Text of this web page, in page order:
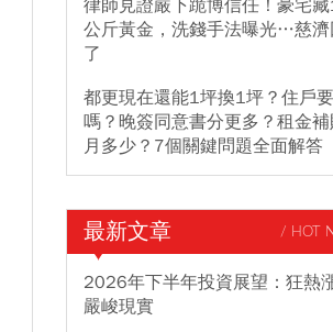
律師見證嚴下跪博信任！豪宅
公斤黃金，洗錢手法曝光…慈濟
了
都更現在還能1坪換1坪？住戶
嗎？晚簽同意書分更多？租金
月多少？7個關鍵問題全面解答
最新文章 / HOT
2026年下半年投資展望：狂熱
嚴峻現實